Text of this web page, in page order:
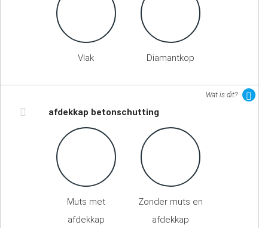
Vlak Diamantkop
Wat is dit?
afdekkap betonschutting
Muts met
afdekkap
Zonder muts en
afdekkap